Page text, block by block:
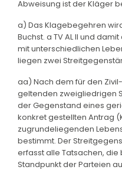
Abweisung ist der Kläger
a) Das Klagebegehren wird
Buchst. a TV AL II und
mit unterschiedlichen
liegen zwei
aa) Nach dem für den
geltenden zweigliedrigen
der Gegenstand eines
konkret gestellten Antrag
zugrundeliegenden
bestimmt. Der
erfasst alle Tatsachen,
Standpunkt der Parteien